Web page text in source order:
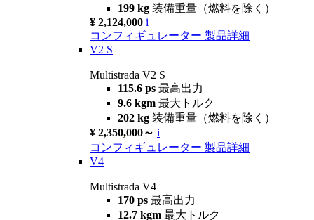
199 kg 装備重量（燃料を除く）
¥ 2,124,000 i
コンフィギュレーター 製品詳細
V2 S
Multistrada V2 S
115.6 ps 最高出力
9.6 kgm 最大トルク
202 kg 装備重量（燃料を除く）
¥ 2,350,000～ i
コンフィギュレーター 製品詳細
V4
Multistrada V4
170 ps 最高出力
12.7 kgm 最大トルク